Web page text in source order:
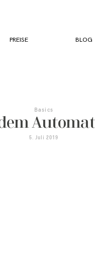
PREISE BLOG
Basics
5. Juli 2019